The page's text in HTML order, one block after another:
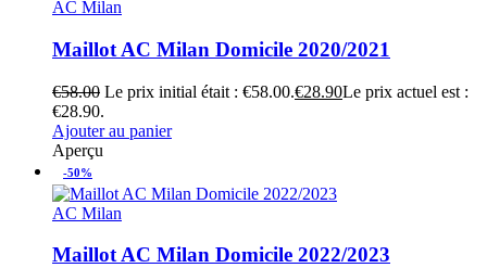
AC Milan
Maillot AC Milan Domicile 2020/2021
€58.00 Le prix initial était : €58.00.€28.90Le prix actuel est :
€28.90.
Ajouter au panier
Aperçu
-50%
AC Milan
Maillot AC Milan Domicile 2022/2023